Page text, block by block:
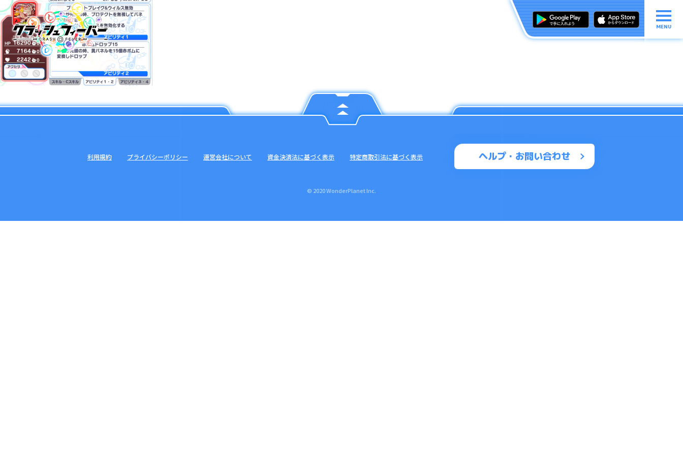
MENU
ヘルプ・お問い合わせ
利用規約 プライバシーポリシー 運営会社について 資金決済法に基づく表示 特定商取引法に基づく表示
© 2020 WonderPlanet Inc.